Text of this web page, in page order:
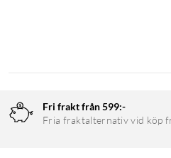
Fri frakt från 599:-
Fria fraktalternativ vid köp